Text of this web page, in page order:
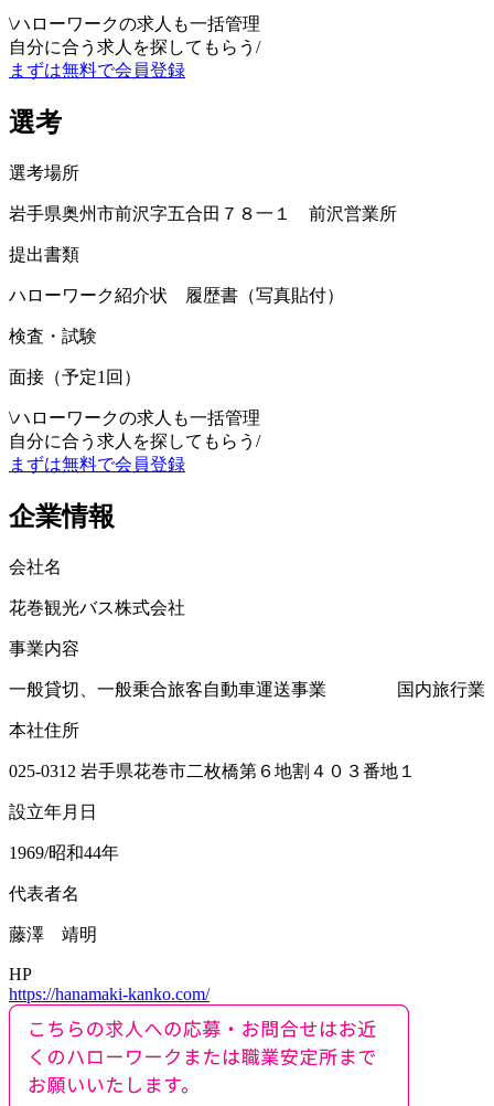
\ハローワークの求人も一括管理
自分に合う求人を探してもらう /
まずは無料で会員登録
選考
選考場所
岩手県奥州市前沢字五合田７８一１ 前沢営業所
提出書類
ハローワーク紹介状 履歴書（写真貼付）
検査・試験
面接（予定1回）
\ハローワークの求人も一括管理
自分に合う求人を探してもらう /
まずは無料で会員登録
企業情報
会社名
花巻観光バス株式会社
事業内容
一般貸切、一般乗合旅客自動車運送事業 国内旅行業
本社住所
025-0312 岩手県花巻市二枚橋第６地割４０３番地１
設立年月日
1969/昭和44年
代表者名
藤澤 靖明
HP
https://hanamaki-kanko.com/